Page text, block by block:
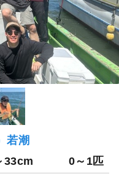
若潮
33cm 0～1匹